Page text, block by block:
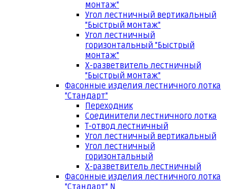
монтаж"
Угол лестничный вертикальный
"Быстрый монтаж"
Угол лестничный
горизонтальный "Быстрый
монтаж"
Х-разветвитель лестничный
"Быстрый монтаж"
Фасонные изделия лестничного лотка
"Стандарт"
Переходник
Соединители лестничного лотка
Т-отвод лестничный
Угол лестничный вертикальный
Угол лестничный
горизонтальный
Х-разветвитель лестничный
Фасонные изделия лестничного лотка
"Стандарт" N